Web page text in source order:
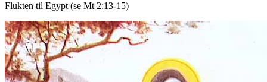
Flukten til Egypt (se Mt 2:13-15)